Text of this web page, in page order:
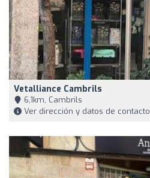
Vetalliance Cambrils
6,1km, Cambrils
Ver dirección y datos de contacto